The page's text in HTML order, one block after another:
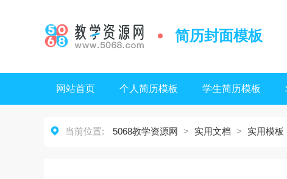
简历封面模板
网站首页 个人简历模板 学生简历模板
 当前位置: 5068教学资源网 > 实用文档 > 实用模板